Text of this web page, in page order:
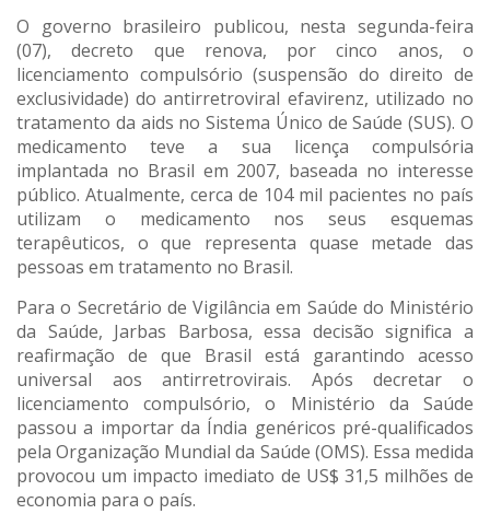
O governo brasileiro publicou, nesta segunda-feira
(07), decreto que renova, por cinco anos, o
licenciamento compulsório (suspensão do direito de
exclusividade) do antirretroviral efavirenz, utilizado no
tratamento da aids no Sistema Único de Saúde (SUS). O
medicamento teve a sua licença compulsória
implantada no Brasil em 2007, baseada no interesse
público. Atualmente, cerca de 104 mil pacientes no país
utilizam o medicamento nos seus esquemas
terapêuticos, o que representa quase metade das
pessoas em tratamento no Brasil.
Para o Secretário de Vigilância em Saúde do Ministério
da Saúde, Jarbas Barbosa, essa decisão significa a
reafirmação de que Brasil está garantindo acesso
universal aos antirretrovirais. Após decretar o
licenciamento compulsório, o Ministério da Saúde
passou a importar da Índia genéricos pré-qualificados
pela Organização Mundial da Saúde (OMS). Essa medida
provocou um impacto imediato de US$ 31,5 milhões de
economia para o país.